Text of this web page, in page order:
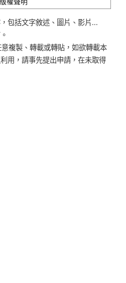
包括文字敘述、圖片、影片...
複製、轉載或轉貼，如欲轉載本
用，請事先提出申請，在未取得